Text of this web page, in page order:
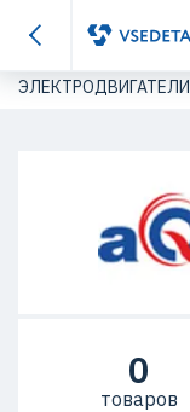
ЭЛЕКТРОДВИГАТЕЛИ
0
товаров